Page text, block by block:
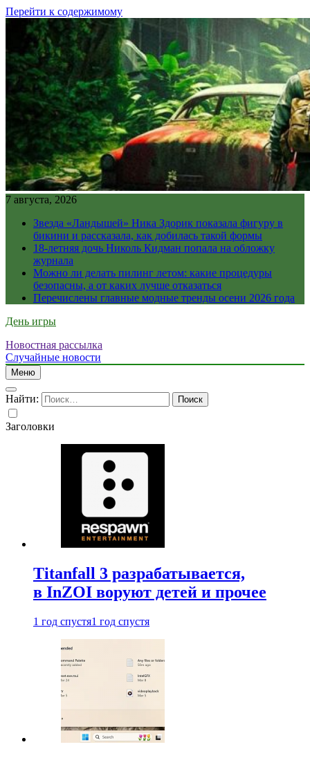
Перейти к содержимому
7 августа, 2026
Звезда «Ландышей» Ника Здорик показала фигуру в
бикини и рассказала, как добилась такой формы
18-летняя дочь Николь Кидман попала на обложку
журнала
Можно ли делать пилинг летом: какие процедуры
безопасны, а от каких лучше отказаться
Перечислены главные модные тренды осени 2026 года
День игры
Новостная рассылка
Случайные новости
Меню
Найти:
Заголовки
Titanfall 3 разрабатывается,
в InZOI воруют детей и прочее
1 год спустя1 год спустя